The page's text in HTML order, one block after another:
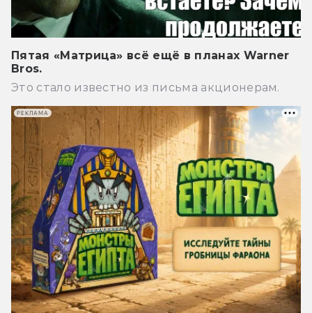
Пятая «Матрица» всё ещё в планах Warner
Bros.
Это стало известно из письма акционерам.
РЕКЛАМА